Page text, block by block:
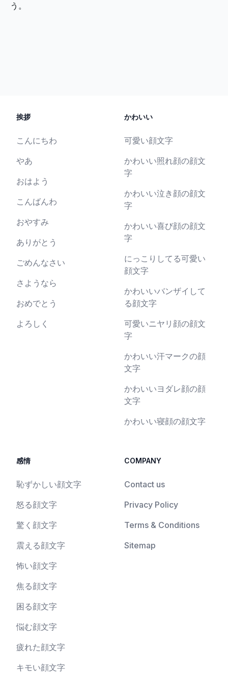
う。
挨拶
こんにちわ
やあ
おはよう
こんばんわ
おやすみ
ありがとう
ごめんなさい
さようなら
おめでとう
よろしく
かわいい
可愛い顔文字
かわいい照れ顔の顔文
字
かわいい泣き顔の顔文
字
かわいい喜び顔の顔文
字
にっこりしてる可愛い
顔文字
かわいいバンザイして
る顔文字
可愛いニヤリ顔の顔文
字
かわいい汗マークの顔
文字
かわいいヨダレ顔の顔
文字
かわいい寝顔の顔文字
感情
恥ずかしい顔文字
怒る顔文字
驚く顔文字
震える顔文字
怖い顔文字
焦る顔文字
困る顔文字
悩む顔文字
疲れた顔文字
キモい顔文字
COMPANY
Contact us
Privacy Policy
Terms & Conditions
Sitemap